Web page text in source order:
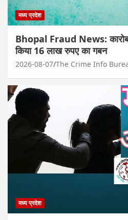
मध्य प्रदेश
Bhopal Fraud News:
किया 16 लाख रुपए का गबन
2026-08-07 The Crime Info
मध्य प्रदेश